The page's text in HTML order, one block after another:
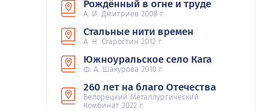
Рождённый в огне и труде
А. И. Дмитриев 2008 г.
Стальные нити времен
А. Н. Старостин 2012 г.
Южноуральское село Кага
Ф. А. Шакурова 2010 г.
260 лет на благо Отечества
Белорецкий Металлургический
Комбинат 2022 г.